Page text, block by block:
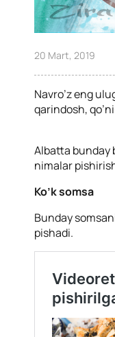
20 Mart, 2019
Navro’z eng
qarindosh,
Albatta bunday
nimalar
Ko’k somsa
Bunday
pishadi.